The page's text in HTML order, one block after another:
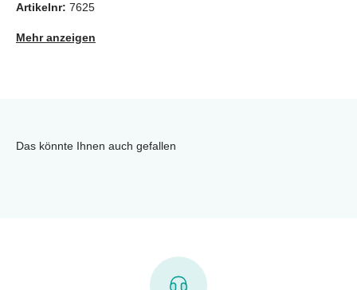
Artikelnr: 7625
Mehr anzeigen
Das könnte Ihnen auch gefallen